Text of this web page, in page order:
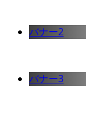
バナー2
バナー3